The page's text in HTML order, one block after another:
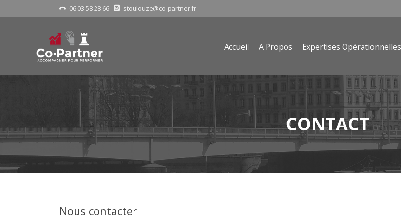
06 03 58 28 66 stoulouze@co-partner.fr
Accueil A Propos Expertises Opérationnelles
CONTACT
Nous contacter